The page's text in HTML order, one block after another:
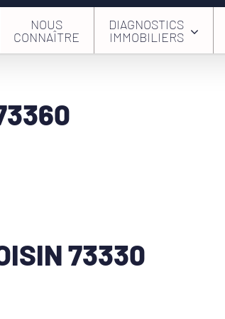
NOUS
CONNAÎTRE
DIAGNOSTICS
IMMOBILIERS
73330